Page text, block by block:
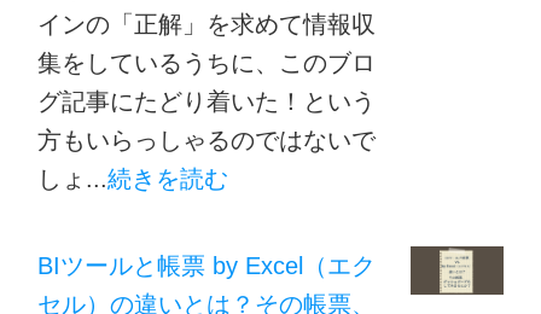
インの「正解」を求めて情報収
集をしているうちに、このブロ
グ記事にたどり着いた！という
方もいらっしゃるのではないで
しょ...続きを読む
BIツールと帳票 by Excel（エク
セル）の違いとは？その帳票、